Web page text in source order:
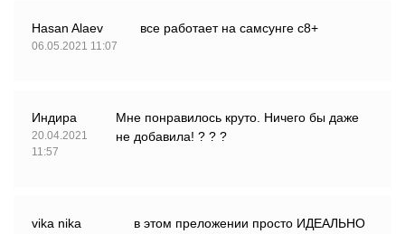
Hasan Alaev
06.05.2021 11:07
все работает на самсунге с8+
Индира
20.04.2021
11:57
Мне понравилось круто. Ничего бы даже
не добавила! ? ? ?
vika nika
в этом преложении просто ИДЕАЛЬНО